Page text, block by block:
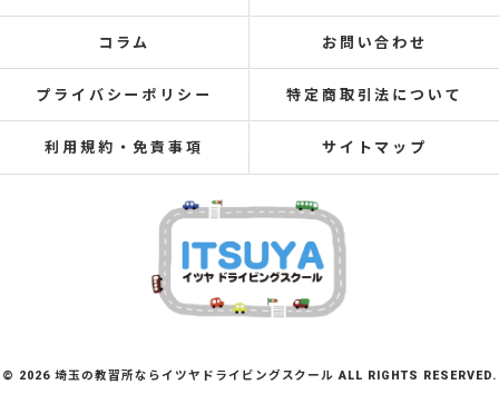
コラム お問い合わせ
プライバシーポリシー 特定商取引法について
利用規約・免責事項 サイトマップ
© 2026 埼玉の教習所ならイツヤドライビングスクール ALL RIGHTS RESERVED.